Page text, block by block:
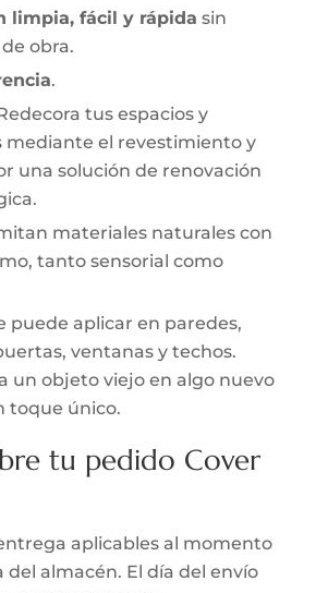
limpia, fácil y rápida sin
obra.
.
tus espacios y
mediante el revestimiento y
una solución de renovación
materiales naturales con
tanto sensorial como
puede aplicar en paredes,
ventanas y techos.
un objeto viejo en algo nuevo
toque único.
tu pedido Cover
aplicables al momento
del almacén. El día del envío